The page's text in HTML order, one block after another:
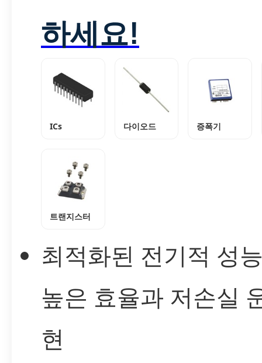
하세요!
ICs 다이오드 증폭기
트랜지스터
최적화된 전기적 성
높은 효율과 저손실
현